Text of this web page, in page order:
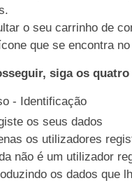
o seu carrinho de
que se encontra
siga os
- Identificação
os seus dados
os utilizadores
não é um utilizador
os dados que